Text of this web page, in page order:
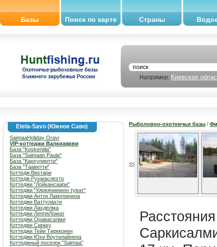
Базы Поиск по карте Страны
Например: Киевская
Etela-Savo (Южное Саво)
SaimaaHoliday Oravi
VIP-коттеджи Валкиаярви
База "Koskentila"
База "Saimaan Paula"
База "Кархупиртти"
База "Тааветти"
Коттедж Вихтари
Коттедж Рухмаслехто
Коттеджи "Лойкансаари"
Коттеджи "Хяркяниемен туват"
Коттеджи Антти Ламппинена
Коттеджи Ваттулахти
Коттеджи Лахделма
Коттеджи ЛеппяЛомат
Коттеджи Оравасалми
Коттеджи Сиркку
Коттеджи Тейи Тиркконен
Коттеджи Юхи Воутилайнена
Коттеджный поселок "Saimaa"
Рыболовно-охотничьи базы /
<<